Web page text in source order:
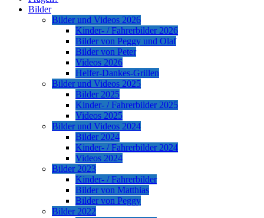
Bilder
Bilder und Videos 2026
Kinder- / Fahrerbilder 2026
Bilder von Peggy und Olaf
Bilder von Peter
Videos 2026
Helfer-Dankes-Grillen
Bilder und Videos 2025
Bilder 2025
Kinder- / Fahrerbilder 2025
Videos 2025
Bilder und Videos 2024
Bilder 2024
Kinder- / Fahrerbilder 2024
Videos 2024
Bilder 2023
Kinder- / Fahrerbilder
Bilder von Matthias
Bilder von Peggy
Bilder 2022